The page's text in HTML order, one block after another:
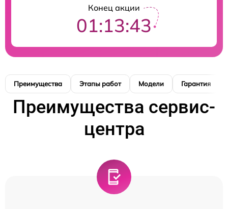
Конец акции
01:13:42
Преимущества Этапы работ Модели Гарантия
Преимущества сервис-
центра